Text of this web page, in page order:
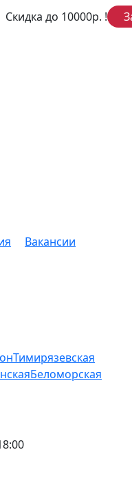
Вакансии
Тимирязевская
Беломорская
Скидка до 10000р. !